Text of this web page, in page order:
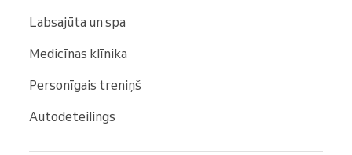
Labsajūta un spa
Medicīnas klīnika
Personīgais treniņš
Autodeteilings